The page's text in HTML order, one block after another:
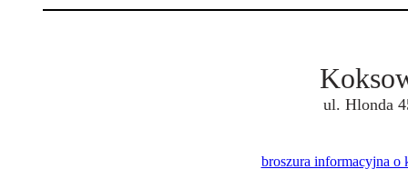
ul. Hlonda
broszura informacyjna